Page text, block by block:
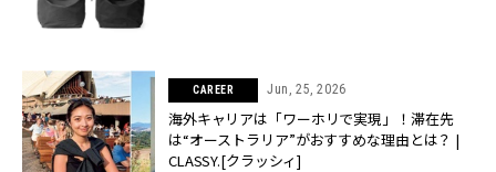
CAREER Jun, 25, 2026
海外キャリアは「ワーホリで実現」！滞在先
は“オーストラリア”がおすすめな理由とは？ |
CLASSY.[クラッシィ]